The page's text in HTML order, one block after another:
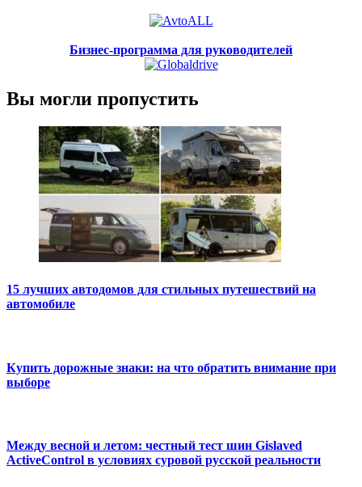
Бизнес-программа для руководителей
Вы могли пропустить
15 лучших автодомов для стильных путешествий на
автомобиле
Купить дорожные знаки: на что обратить внимание при
выборе
Между весной и летом: честный тест шин Gislaved
ActiveControl в условиях суровой русской реальности